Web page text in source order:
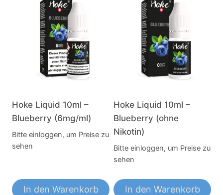
Hoke Liquid 10ml –
Blueberry (6mg/ml)
Bitte einloggen, um Preise zu
sehen
In den Warenkorb
Hoke Liquid 10ml –
Blueberry (ohne
Nikotin)
Bitte einloggen, um Preise zu
sehen
In den Warenkorb